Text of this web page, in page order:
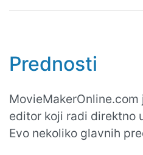
Prednosti
editor koji radi direktno
Evo nekoliko glavnih